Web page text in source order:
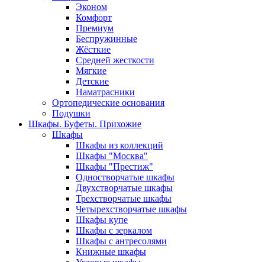
Эконом
Комфорт
Премиум
Беспружинные
Жёсткие
Средней жесткости
Мягкие
Детские
Наматрасники
Ортопедические основания
Подушки
Шкафы. Буфеты. Прихожие
Шкафы
Шкафы из коллекций
Шкафы "Москва"
Шкафы "Престиж"
Одностворчатые шкафы
Двухстворчатые шкафы
Трехстворчатые шкафы
Четырехстворчатые шкафы
Шкафы купе
Шкафы с зеркалом
Шкафы с антресолями
Книжные шкафы